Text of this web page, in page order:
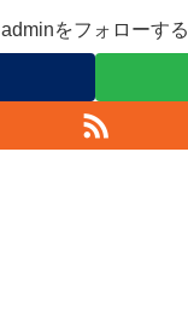
adminをフォローする